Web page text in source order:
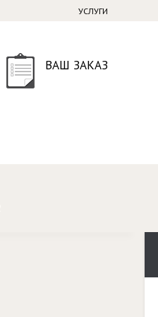
УСЛУГИ
ВАШ ЗАКАЗ